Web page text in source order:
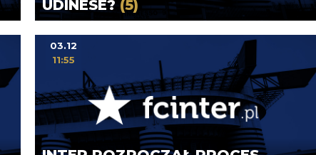
UDINESE? (5)
03.12
11:55